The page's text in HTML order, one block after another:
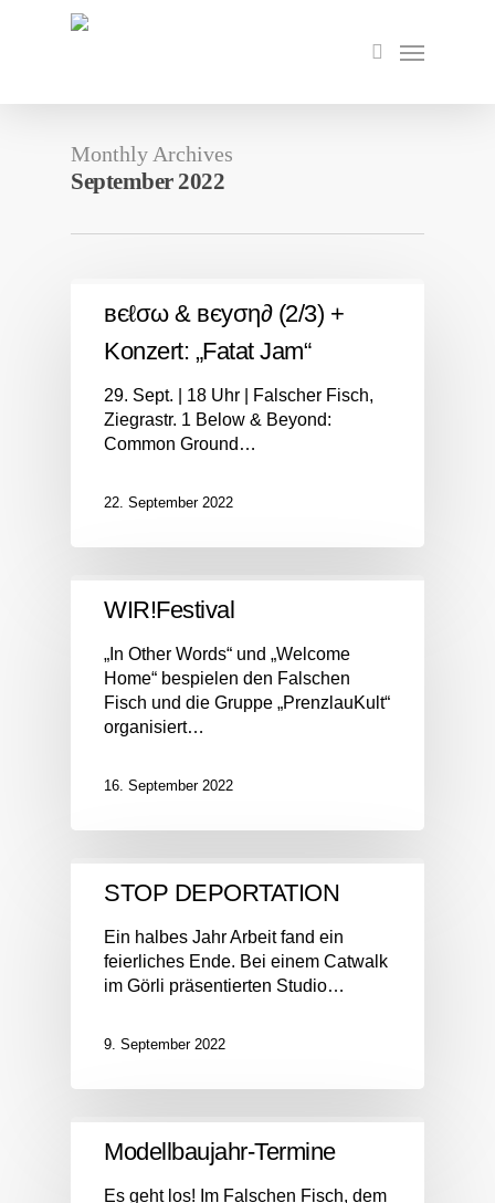
search
Menu
Monthly Archives
September 2022
вєℓσω & вєуση∂ (2/3) +
Konzert: „Fatat Jam“
29. Sept. | 18 Uhr | Falscher Fisch,
Ziegrastr. 1 Below & Beyond:
Common Ground…
22. September 2022
WIR!Festival
„In Other Words“ und „Welcome
Home“ bespielen den Falschen
Fisch und die Gruppe „PrenzlauKult“
organisiert…
16. September 2022
STOP DEPORTATION
Ein halbes Jahr Arbeit fand ein
feierliches Ende. Bei einem Catwalk
im Görli präsentierten Studio…
9. September 2022
Modellbaujahr-Termine
Es geht los! Im Falschen Fisch, dem